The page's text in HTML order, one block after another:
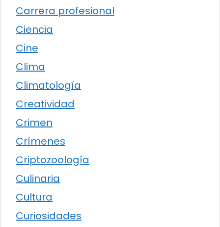
Carrera profesional
Ciencia
Cine
Clima
Climatología
Creatividad
Crimen
Crímenes
Criptozoología
Culinaria
Cultura
Curiosidades